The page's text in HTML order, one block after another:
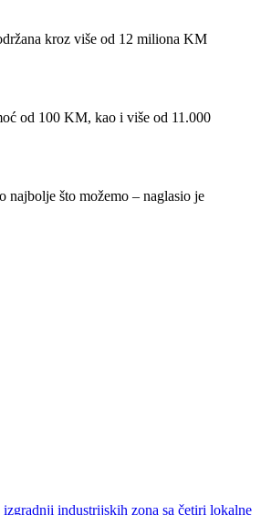
kroz više od 12 miliona KM
od 100 KM, kao i više od 11.000
najbolje što možemo – naglasio je
industrijskih zona sa četiri lokalne